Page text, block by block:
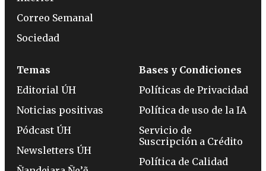
Correo Semanal
Sociedad
Temas
Editorial ÚH
Noticias positivas
Pódcast ÚH
Newsletters ÚH
Bases y Condiciones
Políticas de Privacidad
Política de uso de la IA
Servicio de
Suscripción a Crédito
Política de Calidad